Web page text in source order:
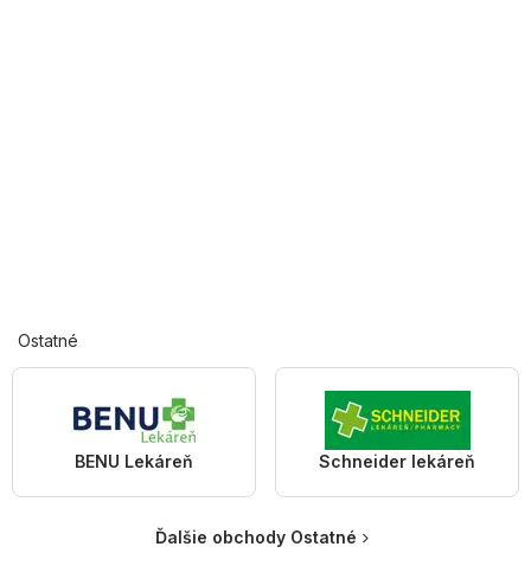
Ostatné
BENU Lekáreň Schneider lekáreň
Ďalšie obchody Ostatné